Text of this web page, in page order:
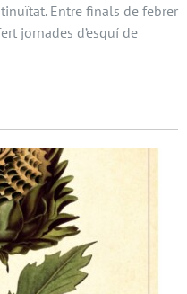
Entre finals de febrer
jornades d’esquí de